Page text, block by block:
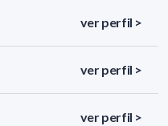
ver perfil >
ver perfil >
ver perfil >